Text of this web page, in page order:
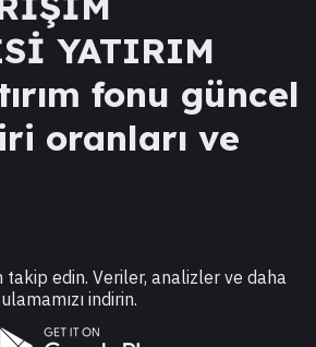
YATIRIM
fonu güncel
oranları ve
takip edin. Veriler, analizler ve daha
indirin.